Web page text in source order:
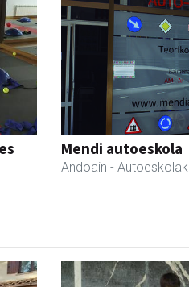
Mendi autoeskola
Andoain - Autoeskolak